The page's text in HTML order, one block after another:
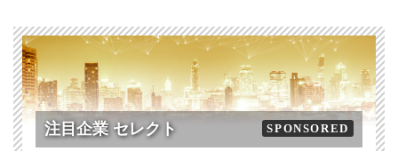
注目企業 セレクト SPONSORED